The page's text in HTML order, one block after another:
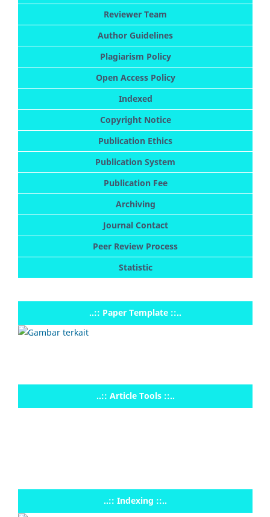
Reviewer Team
Author Guidelines
Plagiarism Policy
Open Access Policy
Indexed
Copyright Notice
Publication Ethics
Publication System
Publication Fee
Archiving
Journal Contact
Peer Review Process
Statistic
..:: Paper Template ::..
..:: Article Tools ::..
..:: Indexing ::..